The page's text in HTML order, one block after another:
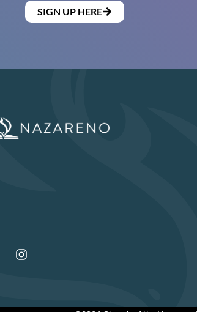
SIGN UP HERE